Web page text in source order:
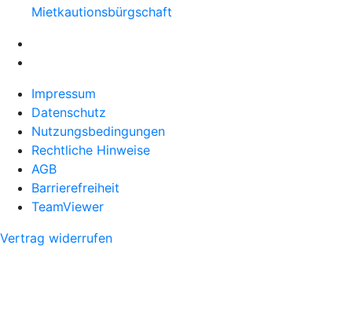
Mietkautionsbürgschaft
Impressum
Datenschutz
Nutzungsbedingungen
Rechtliche Hinweise
AGB
Barrierefreiheit
TeamViewer
Vertrag widerrufen